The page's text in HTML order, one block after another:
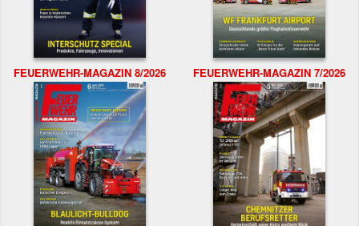
FEUERWEHR-MAGAZIN 8/2026 FEUERWEHR-MAGAZIN 7/2026